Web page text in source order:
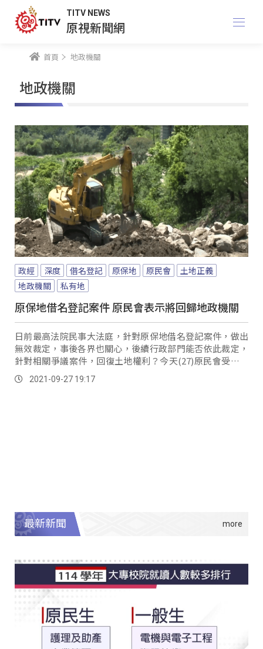
TITV NEWS
原視新聞網
首頁 地政機關
地政機關
政經 深度 借名登記 原保地 原民會
土地正義
地政機關
私有地
原保地借名登記案件 原民會表示將回歸地政機關
日前最高法院民事大法庭，針對原保地借名登記案件，做出
無效裁定，事後各界也關心，後續行政部門能否依此裁定，
針對相關爭議案件，回復土地權利？今天(27)原民會受訪回
應，由於個案屬於私有財產權利糾紛，之後的...。
2021-09-27 19:17
最新新聞